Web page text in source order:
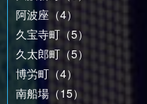
阿波座（4）
久宝寺町（5）
久太郎町（5）
博労町（4）
南船場（15）